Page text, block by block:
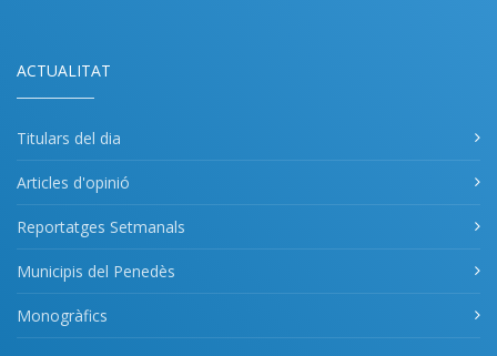
ACTUALITAT
Titulars del dia
Articles d'opinió
Reportatges Setmanals
Municipis del Penedès
Monogràfics